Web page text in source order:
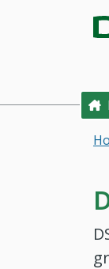
Direct naar
Direct naar